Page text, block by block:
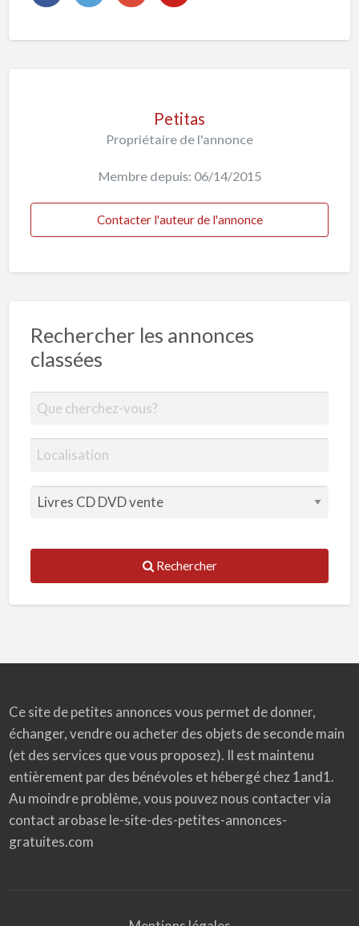
Petitas
Propriétaire de l'annonce
Membre depuis: 06/14/2015
Contacter l'auteur de l'annonce
Rechercher les annonces
classées
Rechercher
Ce site de petites annonces vous permet de donner,
échanger, vendre ou acheter des objets de seconde main
(et des services que vous proposez). Il est maintenu
entièrement par des bénévoles et hébergé chez 1and1.
Au moindre problème, vous pouvez nous contacter via
contact arobase le-site-des-petites-annonces-
gratuites.com